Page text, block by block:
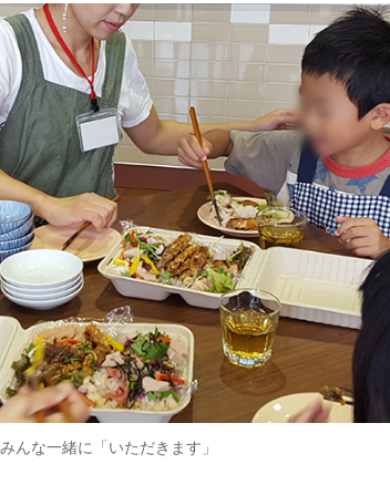
みんな一緒に「いただきます」